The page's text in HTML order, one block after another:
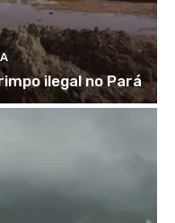
ilegal no Pará